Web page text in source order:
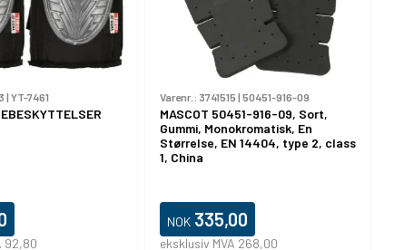
| YT-7461
92,80
Varenr.: 3741515 | 50451-916-09
MASCOT 50451-916-09, Sort,
Gummi, Monokromatisk, En
Størrelse, EN 14404, type 2, class
1, China
NOK 335,00
eksklusiv MVA 268,00